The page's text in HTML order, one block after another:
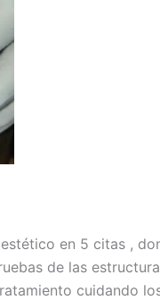
en 5 citas ,
de las
cuidando